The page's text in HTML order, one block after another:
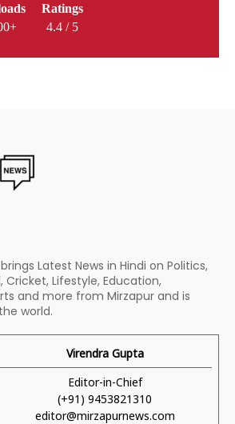
Ratings
4.4 / 5
brings Latest News in Hindi on Politics,
Cricket, Lifestyle, Education,
and more from Mirzapur and is
world.
Virendra Gupta
Editor-in-Chief
(+91) 9453821310
editor@mirzapurnews.com